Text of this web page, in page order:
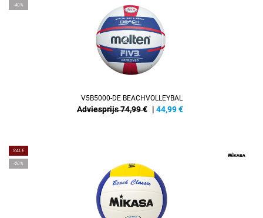
-40%
V5B5000-DE BEACHVOLLEYBAL
Adviesprijs 74,99 € | 44,99€
SALE
-20%